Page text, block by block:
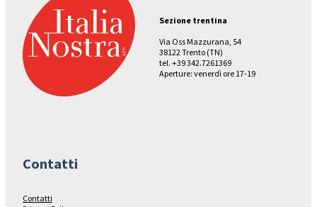
Sezione trentina
Via Oss Mazzurana, 54
38122 Trento (TN)
tel. +39 342.7261369
Aperture: venerdì ore 17-19
Contatti
Contatti